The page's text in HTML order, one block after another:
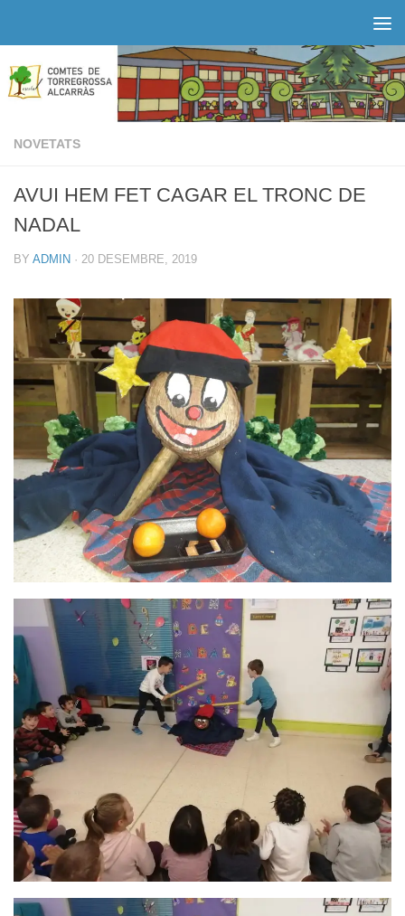
NOVETATS
AVUI HEM FET CAGAR EL TRONC DE
NADAL
BY ADMIN · 20 DESEMBRE, 2019